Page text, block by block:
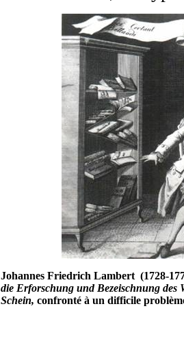
Johannes Friedrich Lambert (1728-
die Erforschung und Bezeischnung des
Schein, confronté à un difficile